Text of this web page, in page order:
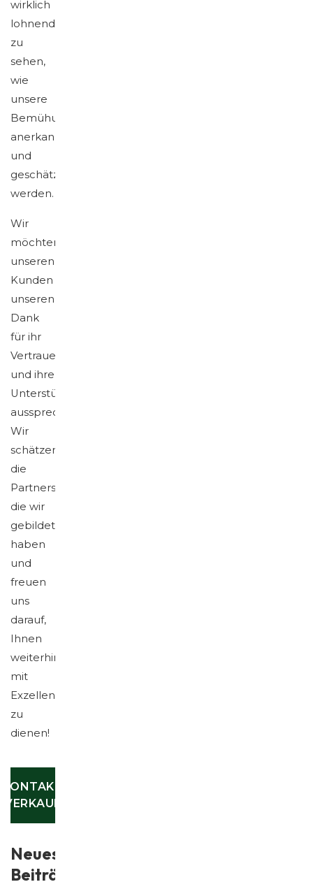
wirklich
lohnend,
zu
sehen,
wie
unsere
Bemühungen
anerkannt
und
geschätzt
werden.
Wir
möchten
unseren
Kunden
unseren
Dank
für ihr
Vertrauen
und ihre
Unterstützung
aussprechen.
Wir
schätzen
die
Partnerschaften,
die wir
gebildet
haben
und
freuen
uns
darauf,
Ihnen
weiterhin
mit
Exzellenz
zu
dienen!
KONTAKT
VERKAUF
Neueste
Beiträge